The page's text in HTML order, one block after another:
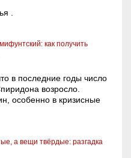
.
как получить
в последние годы число
возросло.
особенно в кризисные
а вещи твёрдые: разгадка